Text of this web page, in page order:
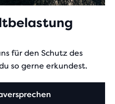
für den Schutz des
so gerne erkundest.